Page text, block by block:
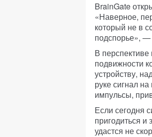
BrainGate
«Наверное,
который не в
подспорье»,
В
подвижности
устройству,
руке сигнал
импульсы,
Если сегодня
пригодиться и
удастся не